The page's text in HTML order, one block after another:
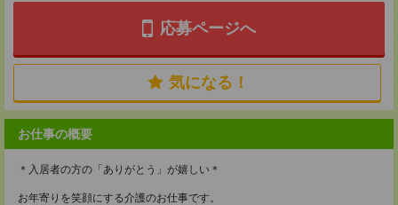
応募ページへ
気になる！
お仕事の概要
＊入居者の方の「ありがとう」が嬉しい＊
お年寄りを笑顔にする介護のお仕事です。